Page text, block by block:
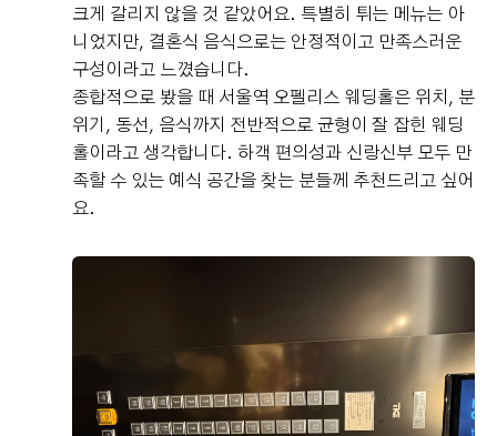
크게 갈리지 않을 것 같았어요. 특별히 튀는 메뉴는 아
니었지만, 결혼식 음식으로는 안정적이고 만족스러운
구성이라고 느꼈습니다.
종합적으로 봤을 때 서울역 오펠리스 웨딩홀은 위치, 분
위기, 동선, 음식까지 전반적으로 균형이 잘 잡힌 웨딩
홀이라고 생각합니다. 하객 편의성과 신랑신부 모두 만
족할 수 있는 예식 공간을 찾는 분들께 추천드리고 싶어
요.